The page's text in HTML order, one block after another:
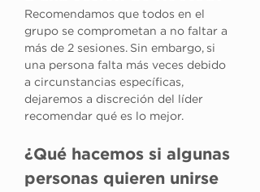
Recomendamos que todos en el
grupo se comprometan a no faltar a
más de 2 sesiones. Sin embargo, si
una persona falta más veces debido
a circunstancias específicas,
dejaremos a discreción del líder
recomendar qué es lo mejor.
¿Qué hacemos si algunas
personas quieren unirse